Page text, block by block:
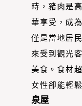
時，豬肉是
華享受，成
僅是當地居
來受到觀光
美食。食材
女性卻能輕
泉屋